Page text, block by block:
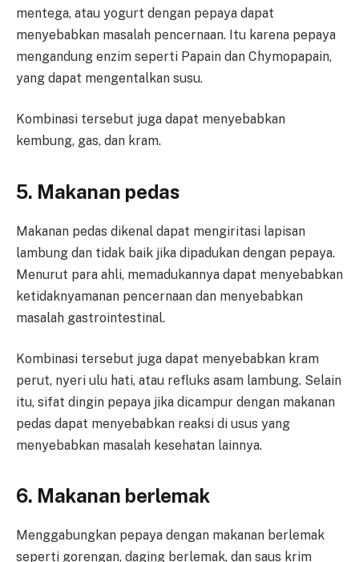
mentega, atau yogurt dengan pepaya dapat
menyebabkan masalah pencernaan. Itu karena pepaya
mengandung enzim seperti Papain dan Chymopapain,
yang dapat mengentalkan susu.
Kombinasi tersebut juga dapat menyebabkan
kembung, gas, dan kram.
5. Makanan pedas
Makanan pedas dikenal dapat mengiritasi lapisan
lambung dan tidak baik jika dipadukan dengan pepaya.
Menurut para ahli, memadukannya dapat menyebabkan
ketidaknyamanan pencernaan dan menyebabkan
masalah gastrointestinal.
Kombinasi tersebut juga dapat menyebabkan kram
perut, nyeri ulu hati, atau refluks asam lambung. Selain
itu, sifat dingin pepaya jika dicampur dengan makanan
pedas dapat menyebabkan reaksi di usus yang
menyebabkan masalah kesehatan lainnya.
6. Makanan berlemak
Menggabungkan pepaya dengan makanan berlemak
seperti gorengan, daging berlemak, dan saus krim